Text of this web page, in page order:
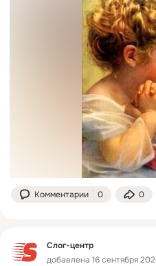
Комментарии 0 0
Слог-центр
добавлена 16 сентября